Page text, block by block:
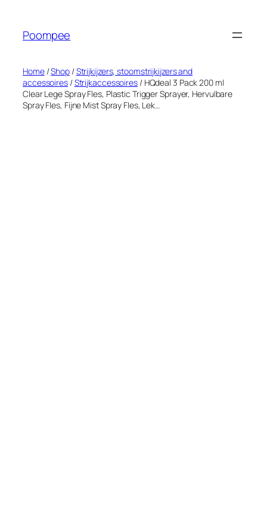
Poompee
Home/Shop/Strijkijzers, stoomstrijkijzers and
accessoires/Strijkaccessoires/ HQdeal 3 Pack 200 ml
Clear Lege Spray Fles, Plastic Trigger Sprayer, Hervulbare
Spray Fles, Fijne Mist Spray Fles, Lek…